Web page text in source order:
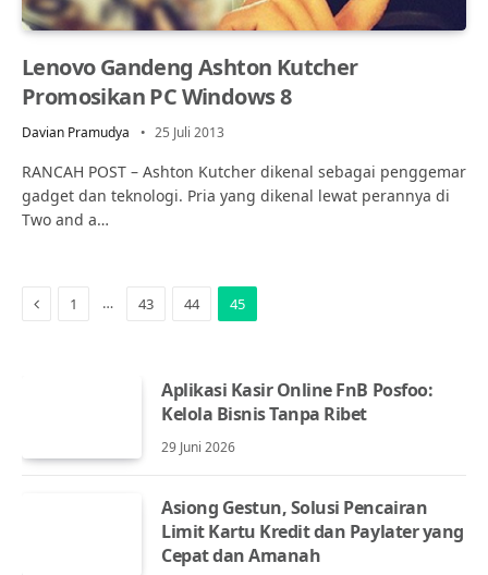
Lenovo Gandeng Ashton Kutcher
Promosikan PC Windows 8
Davian Pramudya 25 Juli 2013
RANCAH POST – Ashton Kutcher dikenal sebagai penggemar
gadget dan teknologi. Pria yang dikenal lewat perannya di
Two and a…
Previous
1 … 43 44 45
Aplikasi Kasir Online FnB Posfoo:
Kelola Bisnis Tanpa Ribet
29 Juni 2026
Asiong Gestun, Solusi Pencairan
Limit Kartu Kredit dan Paylater yang
Cepat dan Amanah